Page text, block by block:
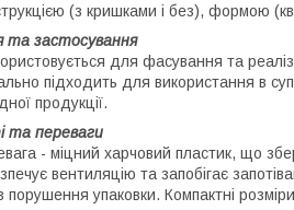
(з кришками і без), формою
та застосування
для фасування та
підходить для використання в
продукції.
та переваги
- міцний харчовий пластик, що
вентиляцію та запобігає
порушення упаковки. Компактні